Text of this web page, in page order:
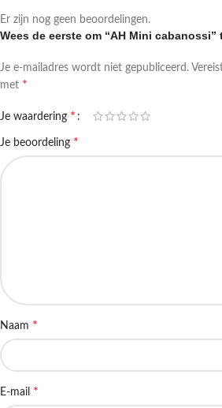
Er zijn nog geen beoordelingen.
Wees de eerste om “AH Mini cabanossi”
Je e-mailadres wordt niet gepubliceerd.
met *
Je waardering *
Je beoordeling *
Naam *
E-mail *